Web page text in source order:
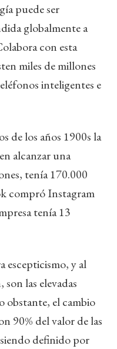
puede ser
globalmente a
con esta
miles de millones
inteligentes e
de los años 1900s la
alcanzar una
tenía 170.000
compró Instagram
tenía 13
escepticismo, y al
las elevadas
obstante, el cambio
90% del valor de las
definido por